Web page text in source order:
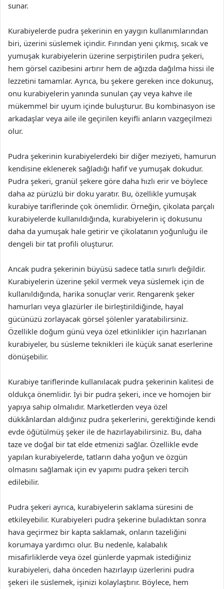
sunar.
Kurabiyelerde pudra şekerinin en yaygın kullanımlarından
biri, üzerini süslemek içindir. Fırından yeni çıkmış, sıcak ve
yumuşak kurabiyelerin üzerine serpiştirilen pudra şekeri,
hem görsel cazibesini artırır hem de ağızda dağılma hissi ile
lezzetini tamamlar. Ayrıca, bu şekere gereken ince dokunuş,
onu kurabiyelerin yanında sunulan çay veya kahve ile
mükemmel bir uyum içinde buluşturur. Bu kombinasyon ise
arkadaşlar veya aile ile geçirilen keyifli anların vazgeçilmezi
olur.
Pudra şekerinin kurabiyelerdeki bir diğer meziyeti, hamurun
kendisine eklenerek sağladığı hafif ve yumuşak dokudur.
Pudra şekeri, granül şekere göre daha hızlı erir ve böylece
daha az pürüzlü bir doku yaratır. Bu, özellikle yumuşak
kurabiye tariflerinde çok önemlidir. Örneğin, çikolata parçalı
kurabiyelerde kullanıldığında, kurabiyelerin iç dokusunu
daha da yumuşak hale getirir ve çikolatanın yoğunluğu ile
dengeli bir tat profili oluşturur.
Ancak pudra şekerinin büyüsü sadece tatla sınırlı değildir.
Kurabiyelerin üzerine şekil vermek veya süslemek için de
kullanıldığında, harika sonuçlar verir. Rengarenk şeker
hamurları veya glazürler ile birleştirildiğinde, hayal
gücünüzü zorlayacak görsel şölenler yaratabilirsiniz.
Özellikle doğum günü veya özel etkinlikler için hazırlanan
kurabiyeler, bu süsleme teknikleri ile küçük sanat eserlerine
dönüşebilir.
Kurabiye tariflerinde kullanılacak pudra şekerinin kalitesi de
oldukça önemlidir. İyi bir pudra şekeri, ince ve homojen bir
yapıya sahip olmalıdır. Marketlerden veya özel
dükkânlardan aldığınız pudra şekerlerini, gerektiğinde kendi
evde öğütülmüş şeker ile de hazırlayabilirsiniz. Bu, daha
taze ve doğal bir tat elde etmenizi sağlar. Özellikle evde
yapılan kurabiyelerde, tatların daha yoğun ve özgün
olmasını sağlamak için ev yapımı pudra şekeri tercih
edilebilir.
Pudra şekeri ayrıca, kurabiyelerin saklama süresini de
etkileyebilir. Kurabiyeleri pudra şekerine buladıktan sonra
hava geçirmez bir kapta saklamak, onların tazeliğini
korumaya yardımcı olur. Bu nedenle, kalabalık
misafirliklerde veya özel günlerde yapmak istediğiniz
kurabiyeleri, daha önceden hazırlayıp üzerlerini pudra
şekeri ile süslemek, işinizi kolaylaştırır. Böylece, hem